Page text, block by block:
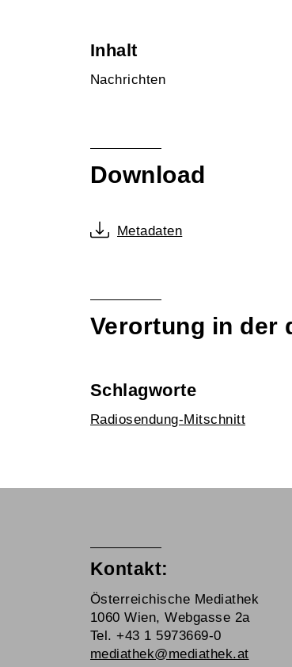
Inhalt
Nachrichten
Download
Metadaten
Verortung in der
Schlagworte
Radiosendung-Mitschnitt
Kontakt:
Österreichische Mediathek
1060 Wien, Webgasse 2a
Tel. +43 1 5973669-0
mediathek@mediathek.at